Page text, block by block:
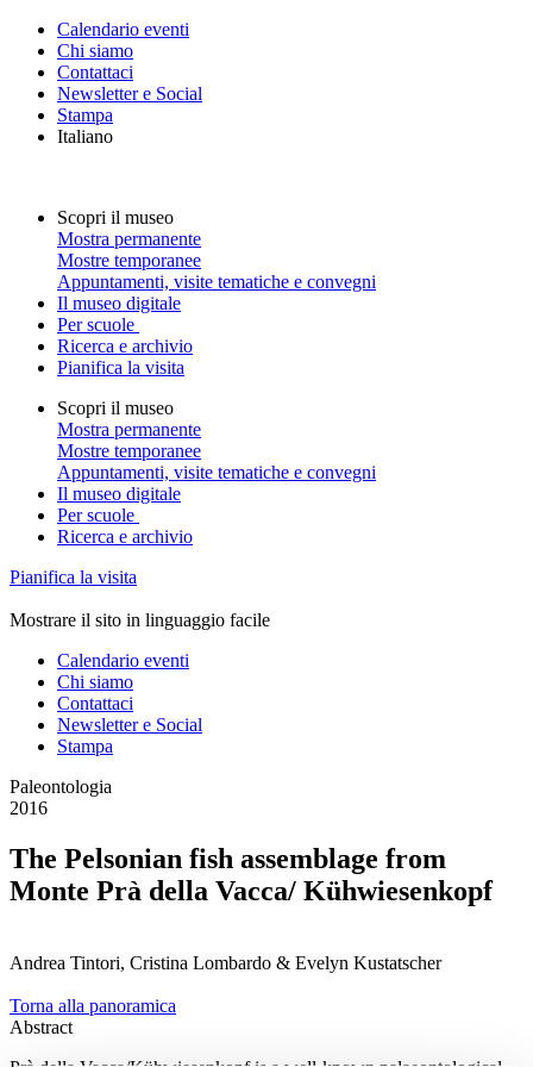
Calendario eventi
Chi siamo
Contattaci
Newsletter e Social
Stampa
Italiano
Scopri il museo
Mostra permanente
Mostre temporanee
Appuntamenti, visite tematiche e convegni
Il museo digitale
Per scuole
Ricerca e archivio
Pianifica la visita
Scopri il museo
Mostra permanente
Mostre temporanee
Appuntamenti, visite tematiche e convegni
Il museo digitale
Per scuole
Ricerca e archivio
Pianifica la visita
Mostrare il sito in linguaggio facile
Calendario eventi
Chi siamo
Contattaci
Newsletter e Social
Stampa
Paleontologia
2016
The Pelsonian fish assemblage from
Monte Prà della Vacca/ Kühwiesenkopf
Andrea Tintori, Cristina Lombardo & Evelyn Kustatscher
Torna alla panoramica
Abstract